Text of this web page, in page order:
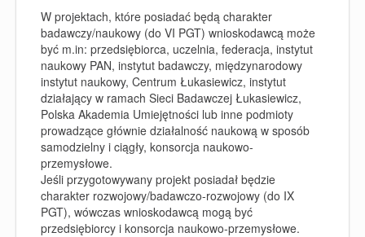
W projektach, które posiadać będą charakter
badawczy/naukowy (do VI PGT) wnioskodawcą może
być m.in: przedsiębiorca, uczelnia, federacja, instytut
naukowy PAN, instytut badawczy, międzynarodowy
instytut naukowy, Centrum Łukasiewicz, instytut
działający w ramach Sieci Badawczej Łukasiewicz,
Polska Akademia Umiejętności lub inne podmioty
prowadzące głównie działalność naukową w sposób
samodzielny i ciągły, konsorcja naukowo-
przemysłowe.
Jeśli przygotowywany projekt posiadał będzie
charakter rozwojowy/badawczo-rozwojowy (do IX
PGT), wówczas wnioskodawcą mogą być
przedsiębiorcy i konsorcja naukowo-przemysłowe.